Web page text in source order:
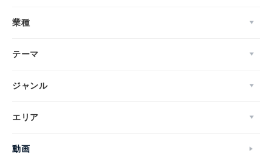
業種
テーマ
ジャンル
エリア
動画